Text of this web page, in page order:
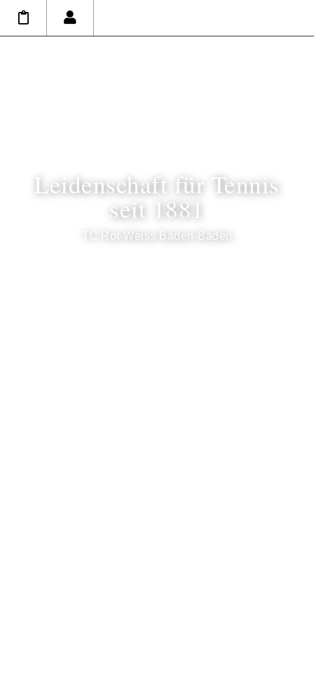
Leidenschaft für Tennis
seit 1881
TC Rot-Weiss Baden-Baden